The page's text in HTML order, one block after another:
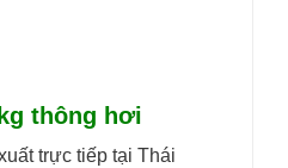
thông hơi
trực tiếp tại Thái